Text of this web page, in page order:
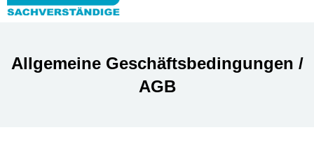
o
-
f
m
Allgemeine Geschäftsbedingungen /
AGB